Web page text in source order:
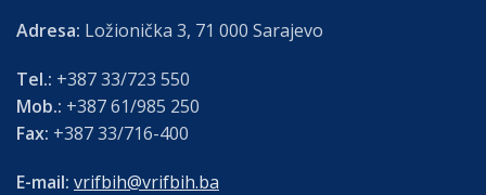
Adresa: Ložionička 3, 71 000 Sarajevo
Tel.: +387 33/723 550
Mob.: +387 61/985 250
Fax: +387 33/716-400
E-mail: vrifbih@vrifbih.ba